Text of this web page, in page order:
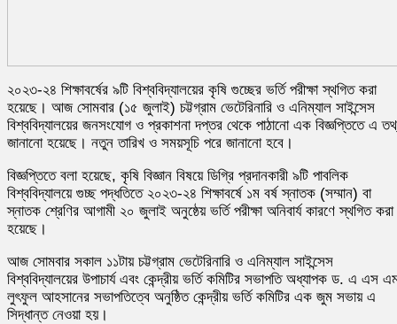
২০২৩-২৪ শিক্ষাবর্ষের ৯টি বিশ্ববিদ্যালয়ের কৃষি গুচ্ছের ভর্তি পরীক্ষা স্থগিত করা
হয়েছে। আজ সোমবার (১৫ জুলাই) চট্টগ্রাম ভেটেরিনারি ও এনিম্যাল সাইন্সেস
বিশ্ববিদ্যালয়ের জনসংযোগ ও প্রকাশনা দপ্তর থেকে পাঠানো এক বিজ্ঞপ্তিতে এ
জানানো হয়েছে। নতুন তারিখ ও সময়সূচি পরে জানানো হবে।
বিজ্ঞপ্তিতে বলা হয়েছে, কৃষি বিজ্ঞান বিষয়ে ডিগ্রি প্রদানকারী ৯টি পাবলিক
বিশ্ববিদ্যালয়ে গুচ্ছ পদ্ধতিতে ২০২৩-২৪ শিক্ষাবর্ষে ১ম বর্ষ স্নাতক (সম্মান) বা
স্নাতক শ্রেণির আগামী ২০ জুলাই অনুষ্ঠেয় ভর্তি পরীক্ষা অনিবার্য কারণে স্থগিত করা
হয়েছে।
আজ সোমবার সকাল ১১টায় চট্টগ্রাম ভেটেরিনারি ও এনিম্যাল সাইন্সেস
বিশ্ববিদ্যালয়ের উপাচার্য এবং কেন্দ্রীয় ভর্তি কমিটির সভাপতি অধ্যাপক ড. এ এস
লুৎফুল আহসানের সভাপতিত্বে অনুষ্ঠিত কেন্দ্রীয় ভর্তি কমিটির এক জুম সভায় এ
সিদ্ধান্ত নেওয়া হয়।